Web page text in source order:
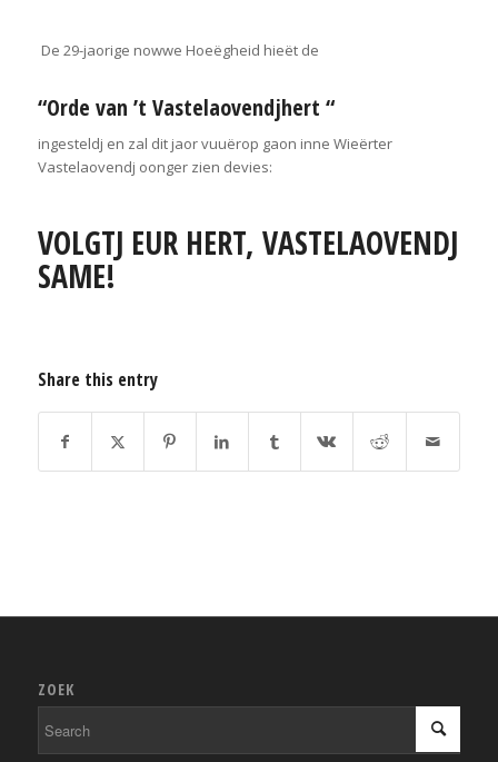
De 29-jaorige nowwe Hoeëgheid hieët de
“Orde van ’t Vastelaovendjhert “
ingesteldj en zal dit jaor vuuërop gaon inne Wieërter
Vastelaovendj oonger zien devies:
VOLGTJ EUR HERT, VASTELAOVENDJ
SAME!
Share this entry
ZOEK